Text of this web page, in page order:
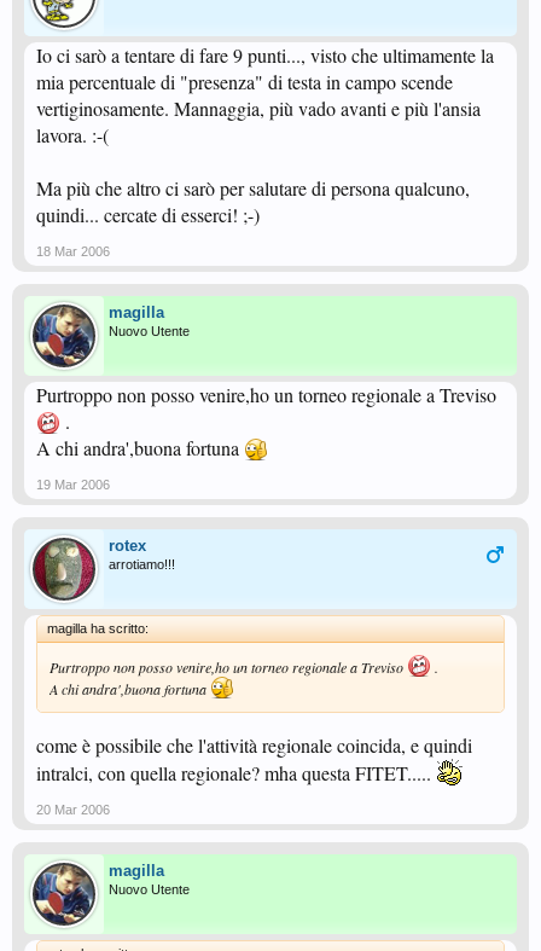
Io ci sarò a tentare di fare 9 punti..., visto che ultimamente la
mia percentuale di "presenza" di testa in campo scende
vertiginosamente. Mannaggia, più vado avanti e più l'ansia
lavora. :-(
Ma più che altro ci sarò per salutare di persona qualcuno,
quindi... cercate di esserci! ;-)
18 Mar 2006
magilla
Nuovo Utente
Purtroppo non posso venire,ho un torneo regionale a Treviso
.
A chi andra',buona fortuna
19 Mar 2006
rotex
arrotiamo!!!
magilla ha scritto:
Purtroppo non posso venire,ho un torneo regionale a Treviso
.
A chi andra',buona fortuna
come è possibile che l'attività regionale coincida, e quindi
intralci, con quella regionale? mha questa FITET.....
20 Mar 2006
magilla
Nuovo Utente